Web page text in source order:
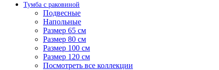
Тумба с раковиной
Подвесные
Напольные
Размер 65 см
Размер 80 см
Размер 100 см
Размер 120 см
Посмотреть все коллекции